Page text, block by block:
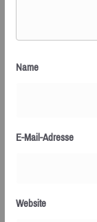
Name
E-Mail-Adresse
Website